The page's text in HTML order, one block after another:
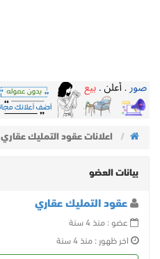
اعلانات عقود التمليك عقاري
بيانات العضو
عقود التمليك عقاري
عضو : منذ 4 سنة
اخر ظهور : منذ 4 سنة